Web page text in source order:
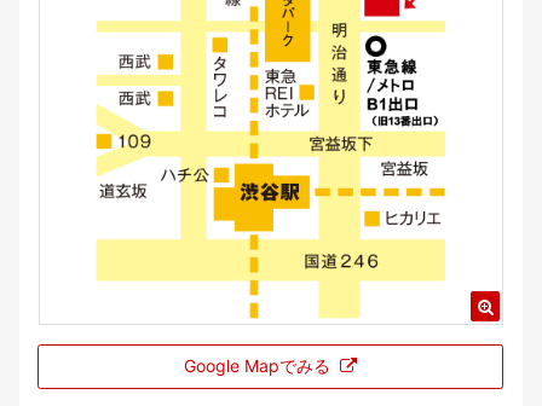
Google Mapでみる